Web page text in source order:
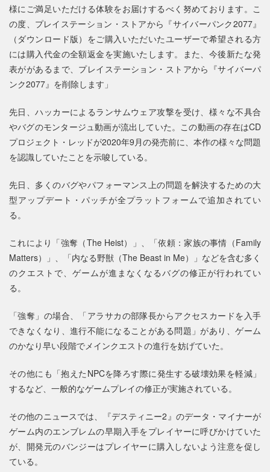
様にご満足いただける体験をお届けするべく努めております。こ
の度、プレイステーション・ストアから『サイバーパンク2077』
（ダウンロード版）をご購入いただいたユーザーで希望される方
には購入代金の全額返金を実施いたします。また、今後新たな発
表ががあるまで、プレイステーション・ストアから『サイバーパ
ンク2077』を削除します」
先日、ハッカーによるランサムウェア攻撃を受け、様々な不具合
やバグのモンタージュ動画が流出していた。この動画の存在はCD
プロジェクト・レッドが2020年9月の発売前に、本作の様々な問題
を認識していたことを示唆している。
先日、多くのバグやパフォーマンス上の問題を解決するための大
型アップデート・パッチが全プラットフォームで追加されてい
る。
これにより「強奪（The Heist）」、「依頼：家族の事情（Family
Matters）」、「内なる野獣（The Beast in Me）」などを含む多く
のクエストで、ゲームが進まなくなるバグの修正が行われてい
る。
「強奪」の場合、「アラサカの部隊長からアクセスカードを入手
できなくなり、進行不能になることがある問題」があり、ゲーム
のかなり早い段階でメインクエストの進行を妨げていた。
その他にも「抱えたNPCを降ろす際に発生する破壊効果を軽減」
するなど、一般的なゲームプレイの修正が実施されている。
その他のニュースでは、『デスティニー2』のデータ・マイナーが
ゲーム内のエンブレムの早期入手をプレイヤーに呼びかけていた
が、開発元のバンジーはプレイヤーに購入しないよう注意を促し
ている。